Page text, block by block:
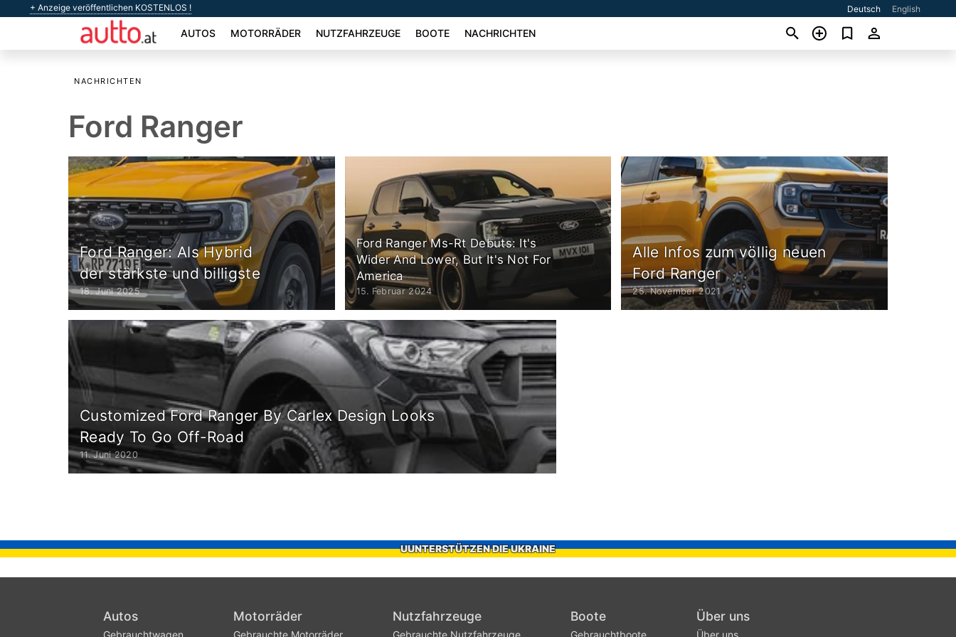
+ Anzeige veröffentlichen KOSTENLOS ! Deutsch English
AUTOS MOTORRÄDER NUTZFAHRZEUGE BOOTE NACHRICHTEN
NACHRICHTEN
Ford Ranger
Ford Ranger: Als Hybrid
der stärkste und billigste
18. Juni 2025
Ford Ranger Ms-Rt Debuts: It's
Wider And Lower, But It's Not For
America
15. Februar 2024
Alle Infos zum völlig neuen
Ford Ranger
25. November 2021
Customized Ford Ranger By Carlex Design Looks
Ready To Go Off-Road
11. Juni 2020
UUNTERSTÜTZEN DIE UKRAINE
Autos Motorräder Nutzfahrzeuge Boote Über uns